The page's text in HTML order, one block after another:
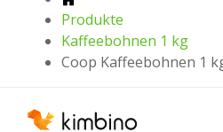
Produkte
Kaffeebohnen 1 kg
Coop Kaffeebohnen 1